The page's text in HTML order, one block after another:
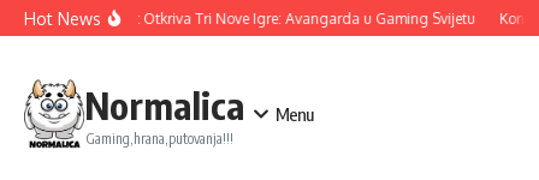
Skip to content
Hot NewsUbisoft Otkriva Tri Nove Igre: Avangarda u Gaming Svijetu
Normalica
Gaming,hrana,putovanja!!!
Menu